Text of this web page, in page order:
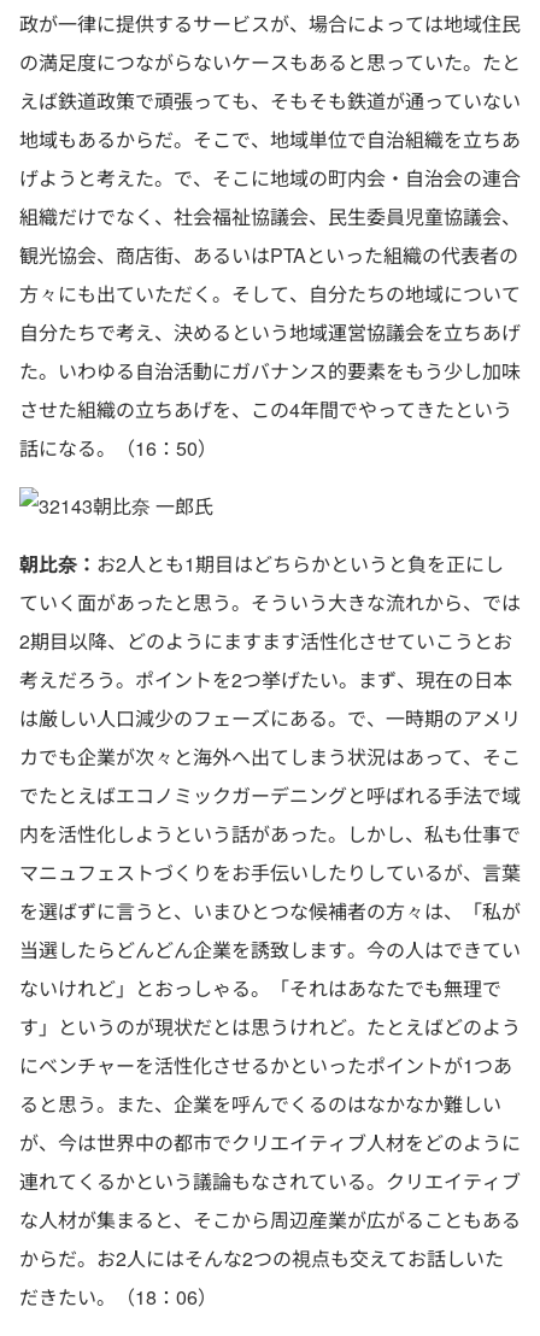
政が一律に提供するサービスが、場合によっては地域住民
の満足度につながらないケースもあると思っていた。たと
えば鉄道政策で頑張っても、そもそも鉄道が通っていない
地域もあるからだ。そこで、地域単位で自治組織を立ちあ
げようと考えた。で、そこに地域の町内会・自治会の連合
組織だけでなく、社会福祉協議会、民生委員児童協議会、
観光協会、商店街、あるいはPTAといった組織の代表者の
方々にも出ていただく。そして、自分たちの地域について
自分たちで考え、決めるという地域運営協議会を立ちあげ
た。いわゆる自治活動にガバナンス的要素をもう少し加味
させた組織の立ちあげを、この4年間でやってきたという
話になる。（16：50）
朝比奈 一郎氏
朝比奈： お2人とも1期目はどちらかというと負を正にし
ていく面があったと思う。そういう大きな流れから、では
2期目以降、どのようにますます活性化させていこうとお
考えだろう。ポイントを2つ挙げたい。まず、現在の日本
は厳しい人口減少のフェーズにある。で、一時期のアメリ
カでも企業が次々と海外へ出てしまう状況はあって、そこ
でたとえばエコノミックガーデニングと呼ばれる手法で域
内を活性化しようという話があった。しかし、私も仕事で
マニュフェストづくりをお手伝いしたりしているが、言葉
を選ばずに言うと、いまひとつな候補者の方々は、「私が
当選したらどんどん企業を誘致します。今の人はできてい
ないけれど」とおっしゃる。「それはあなたでも無理で
す」というのが現状だとは思うけれど。たとえばどのよう
にベンチャーを活性化させるかといったポイントが1つあ
ると思う。また、企業を呼んでくるのはなかなか難しい
が、今は世界中の都市でクリエイティブ人材をどのように
連れてくるかという議論もなされている。クリエイティブ
な人材が集まると、そこから周辺産業が広がることもある
からだ。お2人にはそんな2つの視点も交えてお話しいた
だきたい。（18：06）